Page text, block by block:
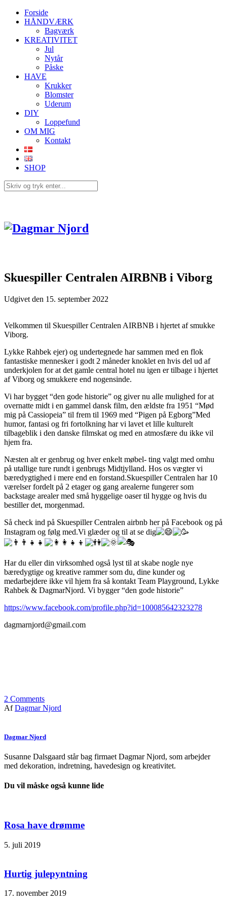
Forside
HÅNDVÆRK
Bagværk
KREATIVITET
Jul
Nytår
Påske
HAVE
Krukker
Blomster
Uderum
DIY
Loppefund
OM MIG
Kontakt
SHOP
Skuespiller Centralen AIRBNB i Viborg
Udgivet den 15. september 2022
Velkommen til Skuespiller Centralen AIRBNB i hjertet af smukke
Viborg.
Lykke Rahbek ejer) og undertegnede har sammen med en flok
fantastiske mennesker i godt 2 måneder knoklet en hvis del ud af
underkjolen for at det gamle central hotel nu igen er tilbage i hjertet
af Viborg og smukkere end nogensinde.
Vi har bygget “den gode historie” og giver nu alle mulighed for at
overnatte midt i en gammel dansk film, den ældste fra 1951 “Mød
mig på Cassiopeia” til frem til 1969 med “Pigen på Egborg”Med
humor, fantasi og fri fortolkning har vi lavet et lille kulturelt
tilbageblik i den danske filmskat og med en atmosfære du ikke vil
hjem fra.
Næsten alt er genbrug og hver enkelt møbel- ting valgt med omhu
på utallige ture rundt i genbrugs Midtjylland. Hos os vægter vi
bæredygtighed i mere end en forstand.Skuespiller Centralen har 10
værelser fordelt på 2 etager og gang arealerne fungerer som
backstage arealer med små hyggelige oaser til hygge og hvis du
bestiller det, morgenmad.
Så check ind på Skuespiller Centralen airbnb her på Facebook og på
Instagram og følg med.Vi glæder og til at se dig
Har du eller din virksomhed også lyst til at skabe nogle nye
bæredygtige og kreative rammer som du, dine kunder og
medarbejdere ikke vil hjem fra så kontakt Team Playground, Lykke
Rahbek & DagmarNjord. Vi bygger “den gode historie”
https://www.facebook.com/profile.php?id=100085642323278
dagmarnjord@gmail.com
2 Comments
Af Dagmar Njord
Dagmar Njord
Susanne Dalsgaard står bag firmaet Dagmar Njord, som arbejder
med dekoration, indretning, havedesign og kreativitet.
Du vil måske også kunne lide
Rosa have drømme
5. juli 2019
Hurtig julepyntning
17. november 2019